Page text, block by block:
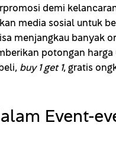
demi
media sosial untuk
menjangkau banyak
potongan harga
buy 1 get 1, gratis
Event-